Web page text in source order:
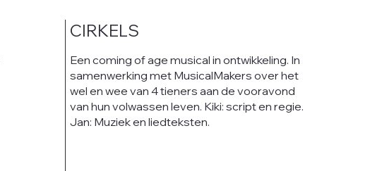
CIRKELS
Een coming of age musical in ontwikkeling. In
samenwerking met MusicalMakers over het
wel en wee van 4 tieners aan de vooravond
van hun volwassen leven. Kiki: script en regie.
Jan: Muziek en liedteksten.